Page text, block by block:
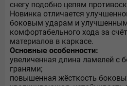
снегу подобно цепям
Новинка отличается
боковым ударам и
комфортабельного хода за
материалов в каркасе.
Основные особенности:
увеличенная длина ламелей с
гранями;
повышенная жёсткость